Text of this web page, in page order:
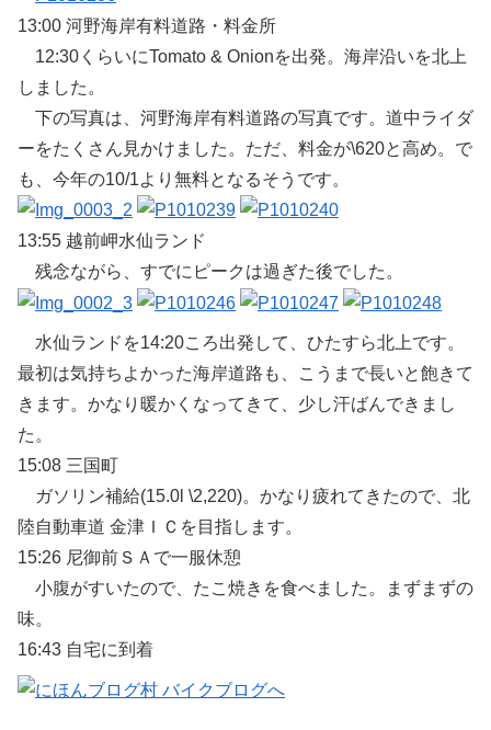
13:00 河野海岸有料道路・料金所
12:30くらいにTomato & Onionを出発。海岸沿いを北上
しました。
下の写真は、河野海岸有料道路の写真です。道中ライダ
ーをたくさん見かけました。ただ、料金が\620と高め。で
も、今年の10/1より無料となるそうです。
13:55 越前岬水仙ランド
残念ながら、すでにピークは過ぎた後でした。
水仙ランドを14:20ころ出発して、ひたすら北上です。
最初は気持ちよかった海岸道路も、こうまで長いと飽きて
きます。かなり暖かくなってきて、少し汗ばんできまし
た。
15:08 三国町
ガソリン補給(15.0l \2,220)。かなり疲れてきたので、北
陸自動車道 金津ＩＣを目指します。
15:26 尼御前ＳＡで一服休憩
小腹がすいたので、たこ焼きを食べました。まずまずの
味。
16:43 自宅に到着